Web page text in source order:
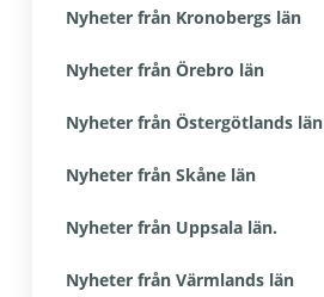
Nyheter från Kronobergs län
Nyheter från Örebro län
Nyheter från Östergötlands län
Nyheter från Skåne län
Nyheter från Uppsala län.
Nyheter från Värmlands län